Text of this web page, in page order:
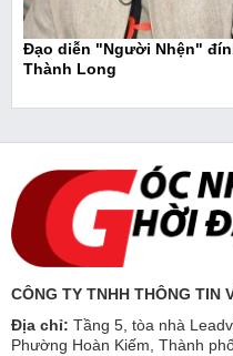
Đạo diễn "Người Nhện"
Thành Long
CÔNG TY TNHH THÔNG TIN
Địa chỉ: Tầng 5, tòa nhà
Phường Hoàn Kiếm, Thành